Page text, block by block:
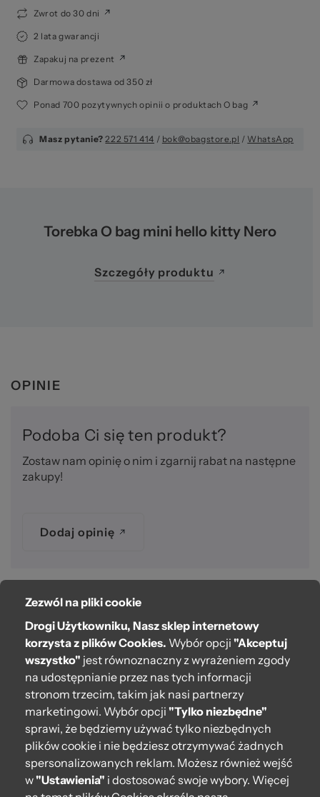
Zwrot do 30 dni
2 lata gwarancji
Zapakuj na prezent
Darmowa dostawa od 350 zł
Ponad 700 pozytywnych opinii o produktach O bag
Masz pytanie? 222 571 414 / bok@obagstore.pl / WhatsApp
Torebka O bag mini hello kitty Nero
Szczegóły produktu
OPINIE
Podoba Ci się ten produkt?
Zostaw nam opinię o nim i zgarnij rabat na następne
zakupy!
Dodaj opinię
O bag
Pomoc
Moje O bag
Kontakt
222 571 414
bok@obagstore.pl
WhatsApp O bag Polska
Zezwól na pliki cookie
Drogi Użytkowniku, Nasz sklep internetowy
korzysta z plików Cookies. Wybór opcji "Akceptuj
wszystko" jest równoznaczny z wyrażeniem zgody
na udostępnianie przez nas tych informacji
stronom trzecim, takim jak nasi partnerzy
marketingowi. Wybór opcji "Tylko niezbędne"
sprawi, że będziemy używać tylko niezbędnych
plików cookie i nie będziesz otrzymywać żadnych
spersonalizowanych reklam. Możesz również wejść
w"Ustawienia" i dostosować swoje wybory. Więcej